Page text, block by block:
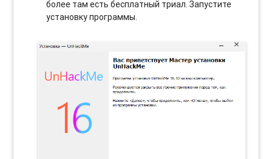
более там есть бесплатный триал. Запустите
установку программы.